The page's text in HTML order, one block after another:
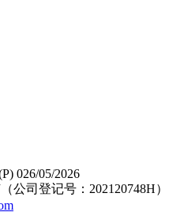
026/05/2026
公司登记号：202120748H）